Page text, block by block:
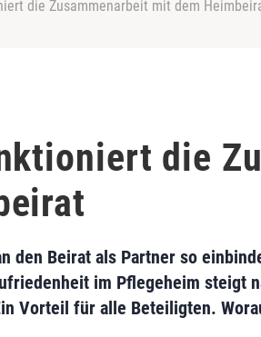
die Zusammenarbeit mit dem
die
den Beirat als Partner so
im Pflegeheim steigt
Vorteil für alle Beteiligten.